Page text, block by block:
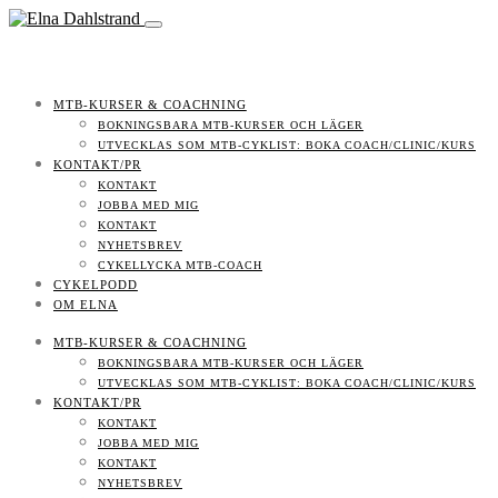
MTB-KURSER & COACHNING
BOKNINGSBARA MTB-KURSER OCH LÄGER
UTVECKLAS SOM MTB-CYKLIST: BOKA COACH/CLINIC/KURS
KONTAKT/PR
KONTAKT
JOBBA MED MIG
KONTAKT
NYHETSBREV
CYKELLYCKA MTB-COACH
CYKELPODD
OM ELNA
MTB-KURSER & COACHNING
BOKNINGSBARA MTB-KURSER OCH LÄGER
UTVECKLAS SOM MTB-CYKLIST: BOKA COACH/CLINIC/KURS
KONTAKT/PR
KONTAKT
JOBBA MED MIG
KONTAKT
NYHETSBREV